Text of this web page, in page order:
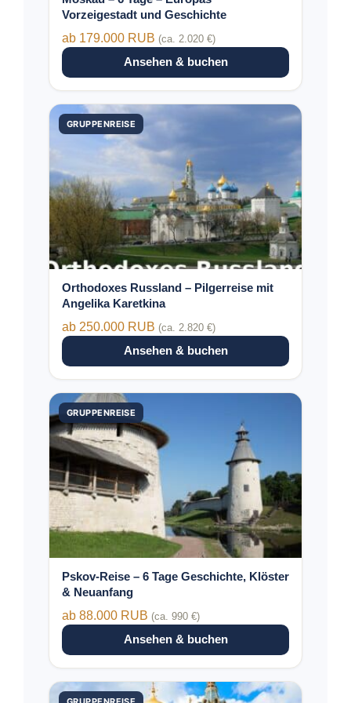
Vorzeigestadt und Geschichte
ab 179.000 RUB (ca. 2.020 €)
Ansehen & buchen
Produktseite
gewählt
werden
GRUPPENREISE
Orthodoxes Russland – Pilgerreise mit
Angelika Karetkina
ab 250.000 RUB (ca. 2.820 €)
Ansehen & buchen
Dieses
Produkt
weist
Varianten
auf.
Die
Optionen
können
auf
der
Produktseite
gewählt
werden
GRUPPENREISE
Pskov-Reise – 6 Tage Geschichte, Klöster
& Neuanfang
ab 88.000 RUB (ca. 990 €)
Ansehen & buchen
Dieses
Produkt
weist
mehrere
Varianten
auf.
Die
Optionen
können
auf
der
Produktseite
gewählt
werden
Dieses